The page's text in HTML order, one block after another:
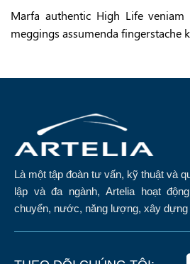
Marfa authentic High Life veniam
meggings assumenda fingerstache
Là một tập đoàn tư vấn, kỹ thuật và
lập và đa ngành, Artelia hoạt
chuyển, nước, năng lượng, xây dựng